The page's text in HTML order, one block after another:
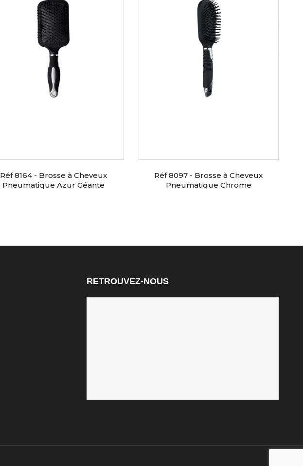
Réf 8164 - Brosse à Cheveux
Pneumatique Azur Géante
Réf 8097 - Brosse à Cheveux
Pneumatique Chrome
RETROUVEZ-NOUS